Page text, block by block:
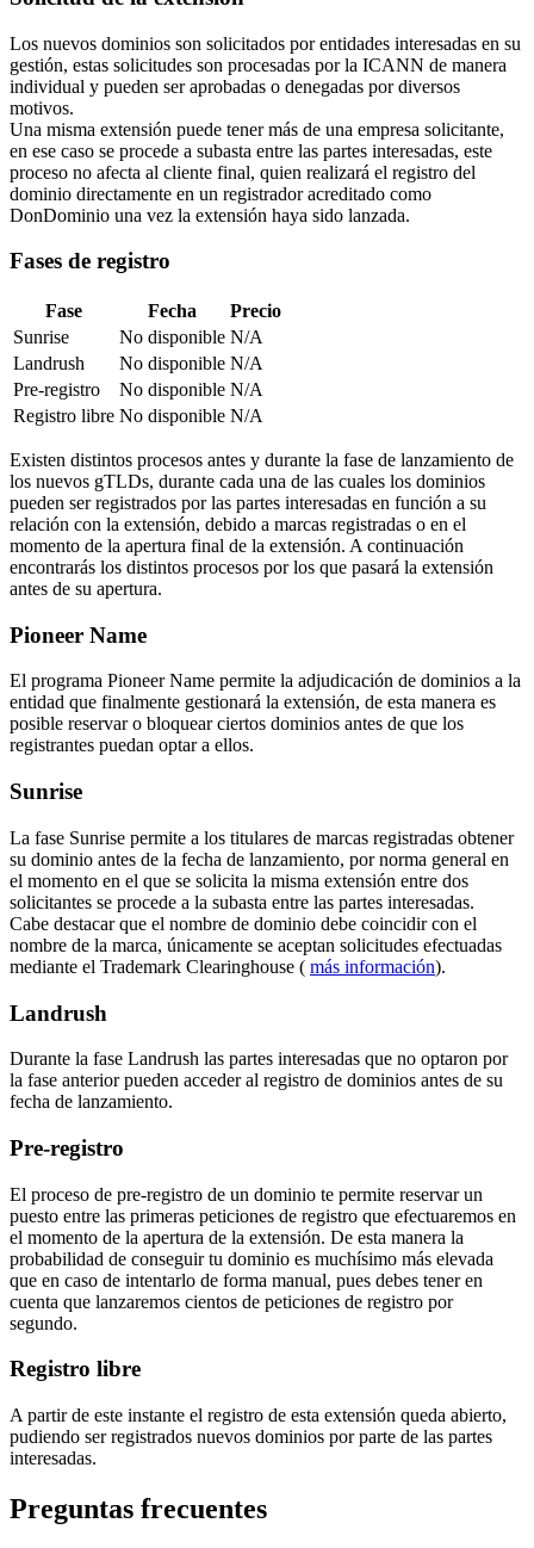
Los nuevos dominios son solicitados por entidades interesadas en su
gestión, estas solicitudes son procesadas por la ICANN de manera
individual y pueden ser aprobadas o denegadas por diversos
motivos.
Una misma extensión puede tener más de una empresa solicitante,
en ese caso se procede a subasta entre las partes interesadas, este
proceso no afecta al cliente final, quien realizará el registro del
dominio directamente en un registrador acreditado como
DonDominio una vez la extensión haya sido lanzada.
Fases de registro
Fase Fecha
Precio
Sunrise
No disponible N/A
Landrush
No disponible N/A
Pre-registro
No disponible N/A
Registro libre No disponible N/A
Existen distintos procesos antes y durante la fase de lanzamiento de
los nuevos gTLDs, durante cada una de las cuales los dominios
pueden ser registrados por las partes interesadas en función a su
relación con la extensión, debido a marcas registradas o en el
momento de la apertura final de la extensión. A continuación
encontrarás los distintos procesos por los que pasará la extensión
antes de su apertura.
Pioneer Name
El programa Pioneer Name permite la adjudicación de dominios a la
entidad que finalmente gestionará la extensión, de esta manera es
posible reservar o bloquear ciertos dominios antes de que los
registrantes puedan optar a ellos.
Sunrise
La fase Sunrise permite a los titulares de marcas registradas obtener
su dominio antes de la fecha de lanzamiento, por norma general en
el momento en el que se solicita la misma extensión entre dos
solicitantes se procede a la subasta entre las partes interesadas.
Cabe destacar que el nombre de dominio debe coincidir con el
nombre de la marca, únicamente se aceptan solicitudes efectuadas
mediante el Trademark Clearinghouse ( más información).
Landrush
Durante la fase Landrush las partes interesadas que no optaron por
la fase anterior pueden acceder al registro de dominios antes de su
fecha de lanzamiento.
Pre-registro
El proceso de pre-registro de un dominio te permite reservar un
puesto entre las primeras peticiones de registro que efectuaremos en
el momento de la apertura de la extensión. De esta manera la
probabilidad de conseguir tu dominio es muchísimo más elevada
que en caso de intentarlo de forma manual, pues debes tener en
cuenta que lanzaremos cientos de peticiones de registro por
segundo.
Registro libre
A partir de este instante el registro de esta extensión queda abierto,
pudiendo ser registrados nuevos dominios por parte de las partes
interesadas.
Preguntas frecuentes